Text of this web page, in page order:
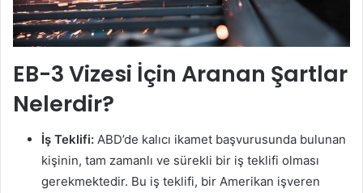
EB-3 Vizesi İçin Aranan Şartlar
Nelerdir?
İş Teklifi: ABD’de kalıcı ikamet başvurusunda bulunan
kişinin, tam zamanlı ve sürekli bir iş teklifi olması
gerekmektedir. Bu iş teklifi, bir Amerikan işveren